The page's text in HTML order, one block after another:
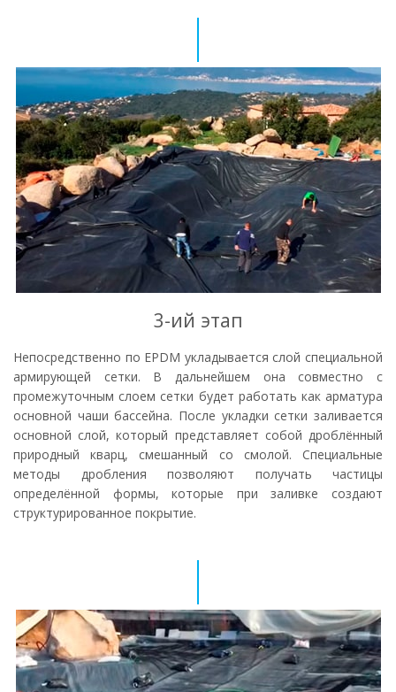
3-ий этап
Непосредственно по EPDM укладывается слой специальной
армирующей сетки. В дальнейшем она совместно с
промежуточным слоем сетки будет работать как арматура
основной чаши бассейна. После укладки сетки заливается
основной слой, который представляет собой дроблённый
природный кварц, смешанный со смолой. Специальные
методы дробления позволяют получать частицы
определённой формы, которые при заливке создают
структурированное покрытие.